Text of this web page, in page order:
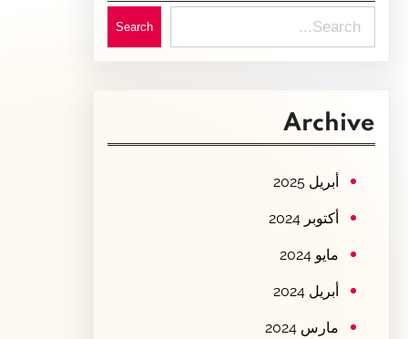
e
c
Search
Archive
أبريل 2025
أكتوبر 2024
مايو 2024
أبريل 2024
مارس 2024